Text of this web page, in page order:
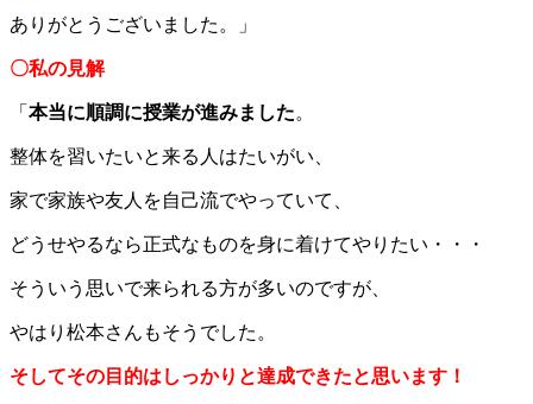
ありがとうございました。」
〇私の見解
「 本当に順調に授業が進みました。
整体を習いたいと来る人はたいがい、
家で家族や友人を自己流でやっていて、
どうせやるなら正式なものを身に着けてやりたい・・・
そういう思いで来られる方が多いのですが、
やはり松本さんもそうでした。
そしてその目的はしっかりと達成できたと思います！